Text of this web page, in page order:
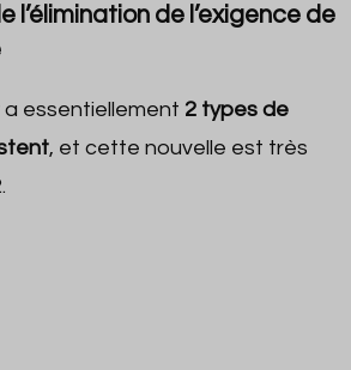
l’élimination de l’exigence de
a essentiellement 2 types de
, et cette nouvelle est très